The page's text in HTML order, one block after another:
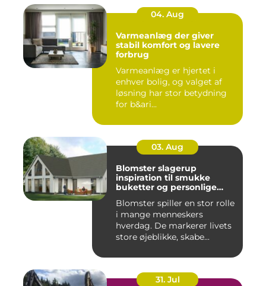
04. Aug
Varmeanlæg der giver
stabil komfort og lavere
forbrug
Varmeanlæg er hjertet i
enhver bolig, og valget af
løsning har stor betydning
for b&ari...
03. Aug
Blomster slagerup
inspiration til smukke
buketter og personlige
Blomster spiller en stor rolle
i mange menneskers
hverdag. De markerer livets
store øjeblikke, skabe...
31. Jul